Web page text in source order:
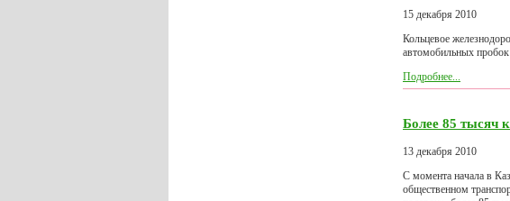
15 декабря 2010
Кольцевое
автомобильных пробок
Подробнее...
Более 85 тысяч
13 декабря 2010
С момента начала в
общественном